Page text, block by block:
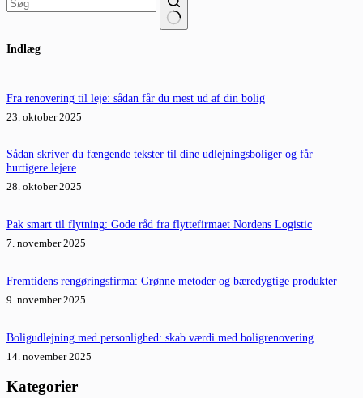
resultater
Indlæg
Fra renovering til leje: sådan får du mest ud af din bolig
23. oktober 2025
Sådan skriver du fængende tekster til dine udlejningsboliger og får
hurtigere lejere
28. oktober 2025
Pak smart til flytning: Gode råd fra flyttefirmaet Nordens Logistic
7. november 2025
Fremtidens rengøringsfirma: Grønne metoder og bæredygtige produkter
9. november 2025
Boligudlejning med personlighed: skab værdi med boligrenovering
14. november 2025
Kategorier